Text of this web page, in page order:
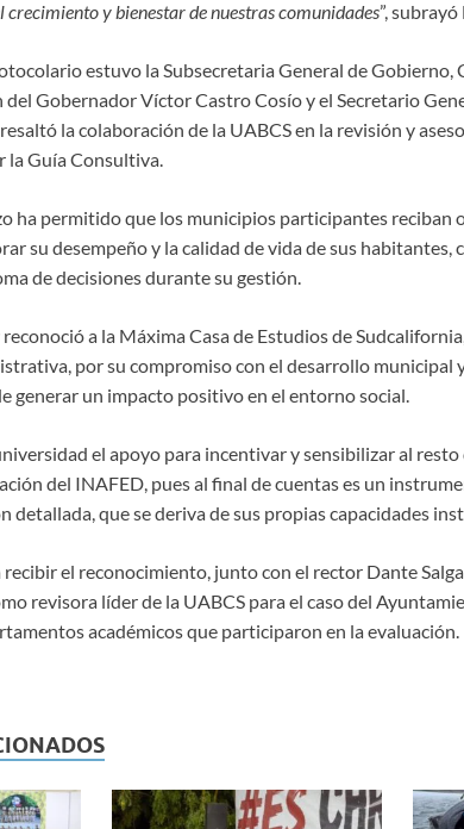
crecimiento y bienestar de nuestras comunidades”,
estuvo la Subsecretaria General de Gobierno,
del Gobernador Víctor Castro Cosío y el Secretario
la colaboración de la UABCS en la revisión y
la Guía Consultiva.
ha permitido que los municipios participantes reciban
su desempeño y la calidad de vida de sus
de decisiones durante su gestión.
a la Máxima Casa de Estudios de
por su compromiso con el desarrollo municipal
generar un impacto positivo en el entorno social.
el apoyo para incentivar y sensibilizar al
del INAFED, pues al final de cuentas es un
detallada, que se deriva de sus propias capacidades
recibir el reconocimiento, junto con el rector Dante
revisora líder de la UABCS para el caso del
académicos que participaron en la evaluación.